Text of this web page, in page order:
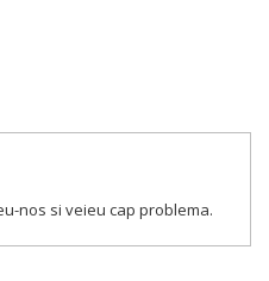
nos si veieu cap problema.